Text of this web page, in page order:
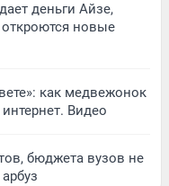
деньги Айзе,
новые
как медвежонок
Видео
бюджета вузов не